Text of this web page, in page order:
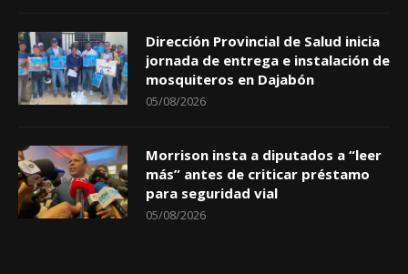
Dirección Provincial de Salud inicia
jornada de entrega e instalación de
mosquiteros en Dajabón
05/08/2026
Morrison insta a diputados a “leer
más” antes de criticar préstamo
para seguridad vial
05/08/2026